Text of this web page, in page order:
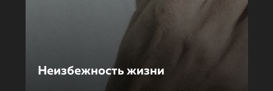
Неизбежность жизни